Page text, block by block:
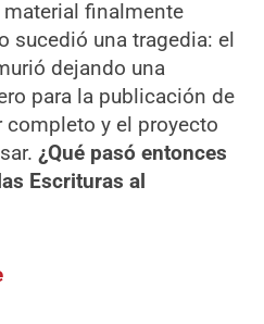
finalmente
sucedió una tragedia: el
dejando una
para la publicación de
y el proyecto
¿Qué pasó entonces
Escrituras al